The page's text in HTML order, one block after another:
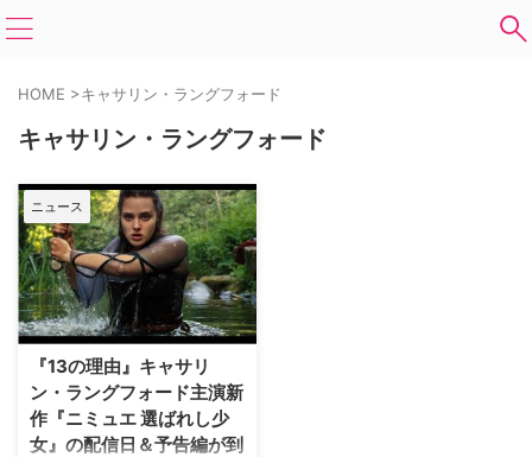
HOME >キャサリン・ラングフォード
キャサリン・ラングフォード
ニュース
『13の理由』キャサリ
ン・ラングフォード主演新
作『ニミュエ 選ばれし少
女』の配信日＆予告編が到